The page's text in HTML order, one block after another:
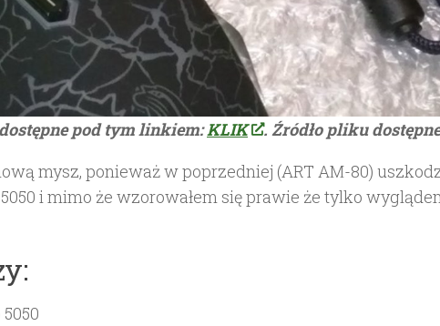
pod tym linkiem:KLIK
. Źródło pliku
mysz, ponieważ w poprzedniej (ART AM-80)
i mimo że wzorowałem się prawie że tylko